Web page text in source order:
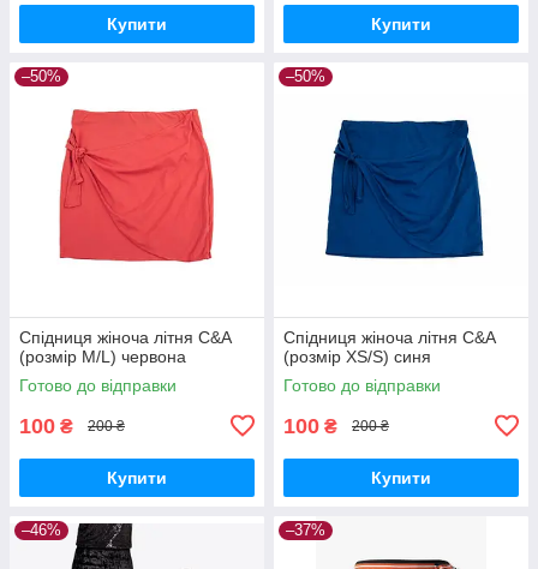
Купити Купити
–50%
Спідниця жіноча літня C&A
(розмір M/L) червона
Готово до відправки
100 ₴ 200 ₴
Купити
–50%
Спідниця жіноча літня C&A
(розмір XS/S) синя
Готово до відправки
100 ₴ 200 ₴
Купити
–46% –37%